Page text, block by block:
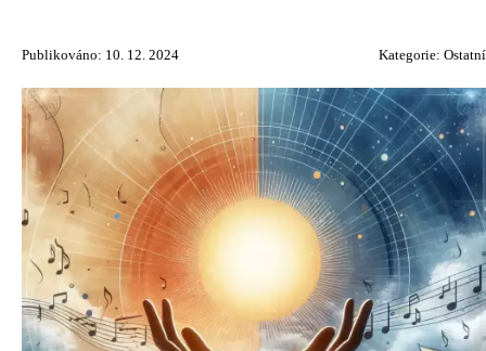
Publikováno: 10. 12. 2024 Kategorie: Ostatní